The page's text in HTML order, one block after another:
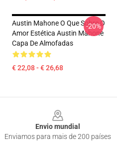
Austin Mahone O Que Sobre O
Amor Estética Austin Mahone
Capa De Almofadas
€ 22,08 - € 26,68
-20%
Envio mundial
Enviamos para mais de 200 países